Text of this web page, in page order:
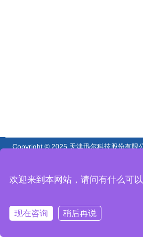
Copyright © 2025 天津迅尔科技股份有限
欢迎来到本网站，请问有什么可
现在咨询 稍后再说